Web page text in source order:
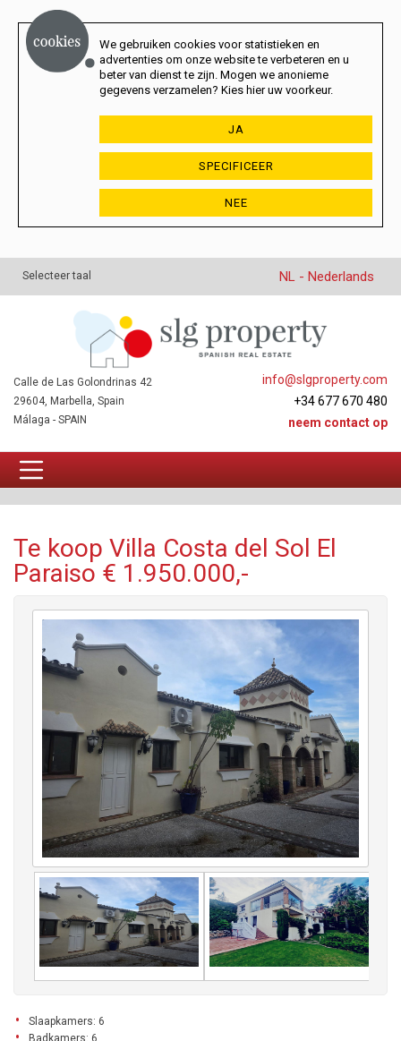
We gebruiken cookies voor statistieken en
advertenties om onze website te verbeteren en u
beter van dienst te zijn. Mogen we anonieme
gegevens verzamelen? Kies hier uw voorkeur.
JA
SPECIFICEER
NEE
Selecteer taal NL - Nederlands
info@slgproperty.com
+34 677 670 480
neem contact op
Calle de Las Golondrinas 42
29604, Marbella, Spain
Málaga - SPAIN
Te koop Villa Costa del Sol El
Paraiso € 1.950.000,-
Slaapkamers: 6
Badkamers: 6